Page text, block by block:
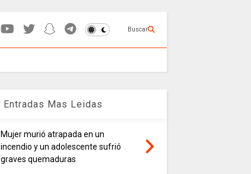
Buscar
Entradas Mas Leidas
Mujer murió atrapada en un
incendio y un adolescente sufrió
graves quemaduras